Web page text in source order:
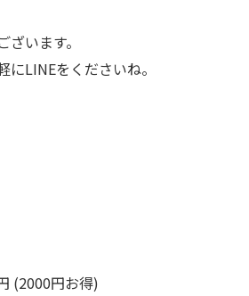
います。
にLINEをくださいね。
(2000円お得)